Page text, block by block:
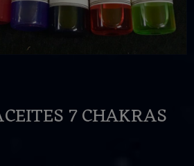
7 CHAKRAS